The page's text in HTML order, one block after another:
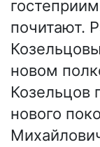
почитают.
новом
Козельцов
нового